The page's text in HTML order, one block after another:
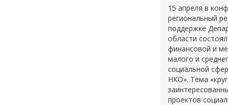
15 апреля в
региональный
поддержке
области
финансовой и
малого и
социальной
НКО». Тема
проектов